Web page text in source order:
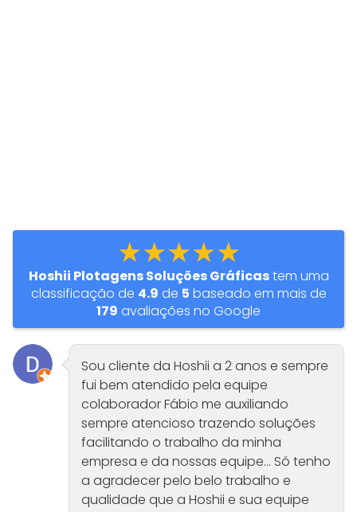
★★★★★
Hoshii Plotagens Soluções Gráficastem uma
classificação de 4.9 de 5 baseado em mais de
179 avaliações no Google
Sou cliente da Hoshii a 2 anos e sempre
fui bem atendido pela equipe
colaborador Fábio me auxiliando
sempre atencioso trazendo soluções
facilitando o trabalho da minha
empresa e da nossas equipe... Só tenho
a agradecer pelo belo trabalho e
qualidade que a Hoshii e sua equipe